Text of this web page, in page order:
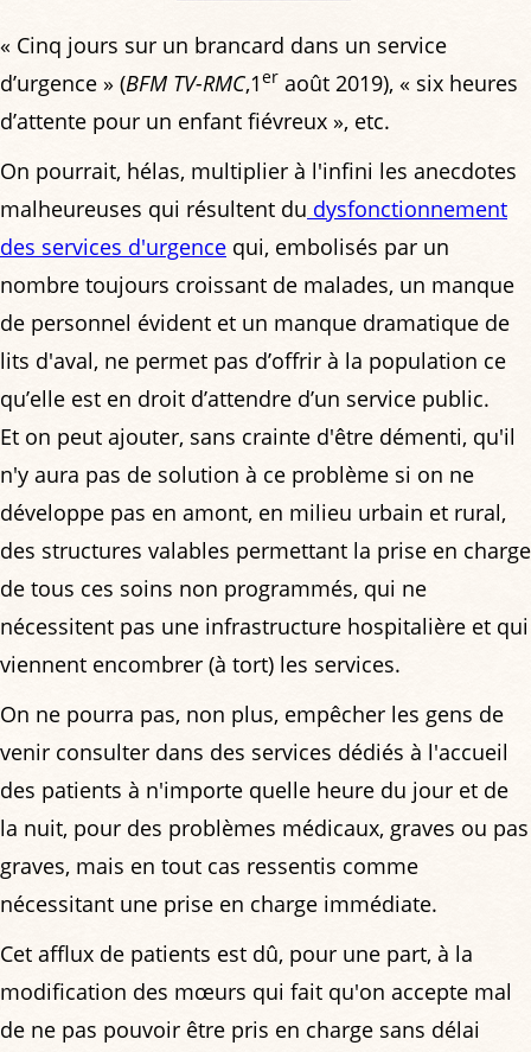
« Cinq jours sur un brancard dans un service
d’urgence » (BFM TV-RMC,1er août 2019), « six heures
d’attente pour un enfant fiévreux », etc.
On pourrait, hélas, multiplier à l'infini les anecdotes
malheureuses qui résultent du dysfonctionnement
des services d'urgence qui, embolisés par un
nombre toujours croissant de malades, un manque
de personnel évident et un manque dramatique de
lits d'aval, ne permet pas d’offrir à la population ce
qu’elle est en droit d’attendre d’un service public.
Et on peut ajouter, sans crainte d'être démenti, qu'il
n'y aura pas de solution à ce problème si on ne
développe pas en amont, en milieu urbain et rural,
des structures valables permettant la prise en charge
de tous ces soins non programmés, qui ne
nécessitent pas une infrastructure hospitalière et qui
viennent encombrer (à tort) les services.
On ne pourra pas, non plus, empêcher les gens de
venir consulter dans des services dédiés à l'accueil
des patients à n'importe quelle heure du jour et de
la nuit, pour des problèmes médicaux, graves ou pas
graves, mais en tout cas ressentis comme
nécessitant une prise en charge immédiate.
Cet afflux de patients est dû, pour une part, à la
modification des mœurs qui fait qu'on accepte mal
de ne pas pouvoir être pris en charge sans délai